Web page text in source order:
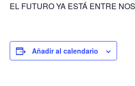
EL FUTURO YA ESTÁ ENTRE
Añadir al calendario